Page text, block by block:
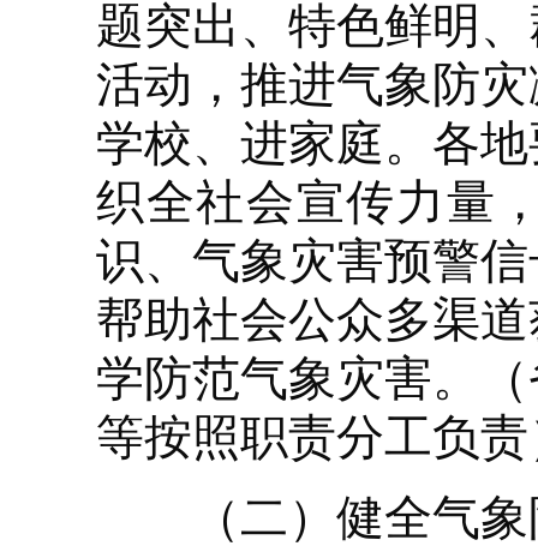
题突出、特色鲜明
活动，推进气象防
学校、进家庭。各
织全社会宣传力量
识、气象灾害预警
帮助社会公众多渠
学防范气象灾害。
等按照职责分工负
（二）健全气象